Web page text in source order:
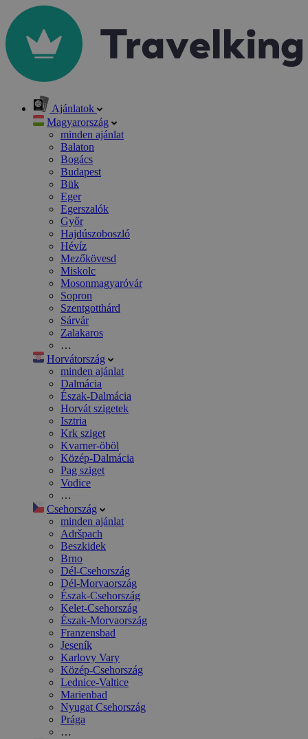
Ajánlatok
Magyarország
minden ajánlat
Balaton
Bogács
Budapest
Bük
Eger
Egerszalók
Győr
Hajdúszoboszló
Hévíz
Mezőkövesd
Miskolc
Mosonmagyaróvár
Sopron
Szentgotthárd
Sárvár
Zalakaros
…
Horvátország
minden ajánlat
Dalmácia
Észak-Dalmácia
Horvát szigetek
Isztria
Krk sziget
Kvarner-öböl
Közép-Dalmácia
Pag sziget
Vodice
…
Csehország
minden ajánlat
Adršpach
Beszkidek
Brno
Dél-Csehország
Dél-Morvaország
Észak-Csehország
Kelet-Csehország
Észak-Morvaország
Franzensbad
Jeseník
Karlovy Vary
Közép-Csehország
Lednice-Valtice
Marienbad
Nyugat Csehország
Prága
…